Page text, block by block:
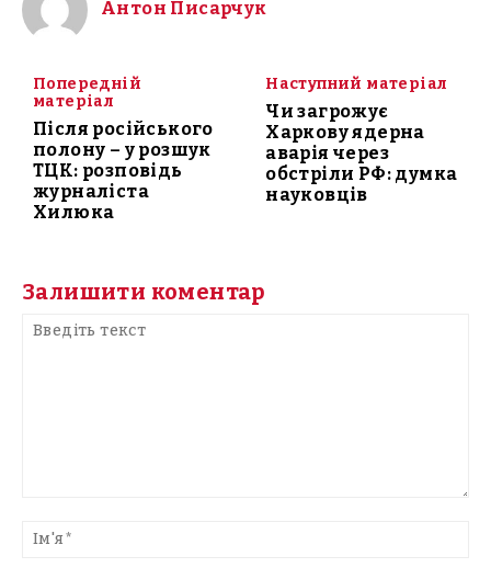
Антон Писарчук
Попередній
матеріал
Після російського
полону – у розшук
ТЦК: розповідь
журналіста
Хилюка
Наступний матеріал
Чи загрожує
Харкову ядерна
аварія через
обстріли РФ: думка
науковців
Залишити коментар
текст